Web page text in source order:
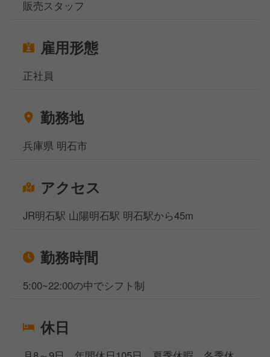
また、年2回業績賞与の支給があります。
当社サイト、フーズラボ・エージェントですがこのほ
かにも飲食店の求人を多数揃えております。
地元で働きたい方、都心部で働きたいけど引っ越しの
相談窓口事務所は東京、大阪、名古屋、福岡の4拠点
の転職・就職のプロが対応いたしますのでご安心くだ
販売スタッフ
雇用形態
正社員
勤務地
兵庫県 明石市
アクセス
JR明石駅 山陽明石駅 明石駅から45m
勤務時間
5:00~22:00の中でシフト制
休日